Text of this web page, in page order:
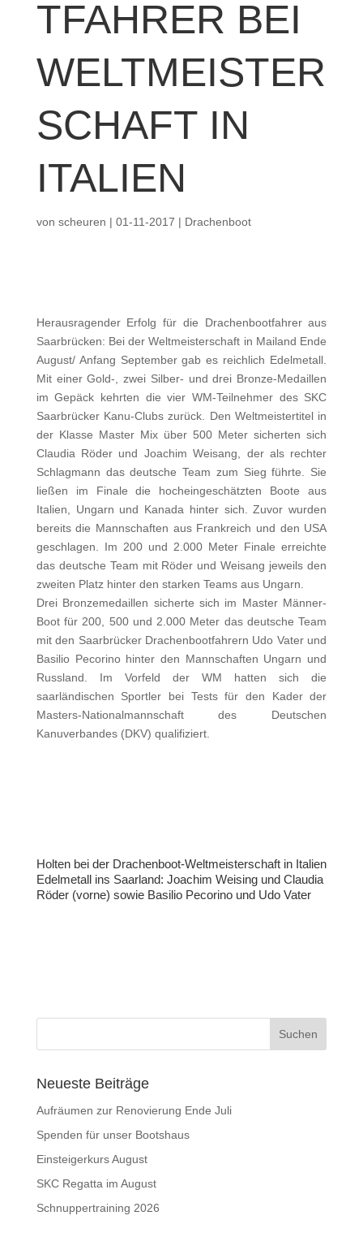
TFAHRER BEI
WELTMEISTER
SCHAFT IN
ITALIEN
von scheuren | 01-11-2017 | Drachenboot
Herausragender Erfolg für die Drachenbootfahrer aus
Saarbrücken: Bei der Weltmeisterschaft in Mailand Ende
August/ Anfang September gab es reichlich Edelmetall.
Mit einer Gold-, zwei Silber- und drei Bronze-Medaillen
im Gepäck kehrten die vier WM-Teilnehmer des SKC
Saarbrücker Kanu-Clubs zurück. Den Weltmeistertitel in
der Klasse Master Mix über 500 Meter sicherten sich
Claudia Röder und Joachim Weisang, der als rechter
Schlagmann das deutsche Team zum Sieg führte. Sie
ließen im Finale die hocheingeschätzten Boote aus
Italien, Ungarn und Kanada hinter sich. Zuvor wurden
bereits die Mannschaften aus Frankreich und den USA
geschlagen. Im 200 und 2.000 Meter Finale erreichte
das deutsche Team mit Röder und Weisang jeweils den
zweiten Platz hinter den starken Teams aus Ungarn.
Drei Bronzemedaillen sicherte sich im Master Männer-
Boot für 200, 500 und 2.000 Meter das deutsche Team
mit den Saarbrücker Drachenbootfahrern Udo Vater und
Basilio Pecorino hinter den Mannschaften Ungarn und
Russland. Im Vorfeld der WM hatten sich die
saarländischen Sportler bei Tests für den Kader der
Masters-Nationalmannschaft des Deutschen
Kanuverbandes (DKV) qualifiziert.
Holten bei der Drachenboot-Weltmeisterschaft in Italien
Edelmetall ins Saarland: Joachim Weising und Claudia
Röder (vorne) sowie Basilio Pecorino und Udo Vater
Neueste Beiträge
Aufräumen zur Renovierung Ende Juli
Spenden für unser Bootshaus
Einsteigerkurs August
SKC Regatta im August
Schnuppertraining 2026